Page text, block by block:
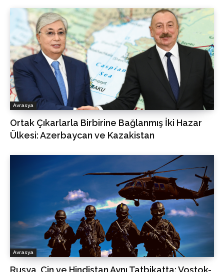
Avrasya
Ortak Çıkarlarla Birbirine Bağlanmış İki Hazar
Ülkesi: Azerbaycan ve Kazakistan
Avrasya
Rusya, Çin ve Hindistan Aynı Tatbikatta: Vostok-